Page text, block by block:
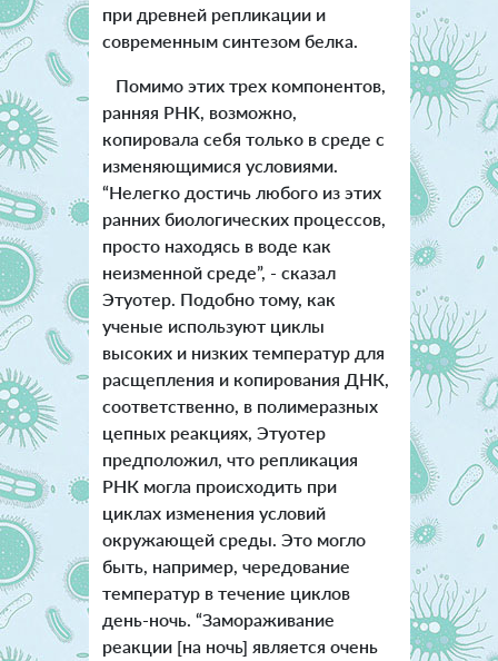
при древней репликации и
современным синтезом белка.
Помимо этих трех компонентов,
ранняя РНК, возможно,
копировала себя только в среде с
изменяющимися условиями.
“Нелегко достичь любого из этих
ранних биологических процессов,
просто находясь в воде как
неизменной среде”, - сказал
Этуотер. Подобно тому, как
ученые используют циклы
высоких и низких температур для
расщепления и копирования ДНК,
соответственно, в полимеразных
цепных реакциях, Этуотер
предположил, что репликация
РНК могла происходить при
циклах изменения условий
окружающей среды. Это могло
быть, например, чередование
температур в течение циклов
день-ночь. “Замораживание
реакции [на ночь] является очень